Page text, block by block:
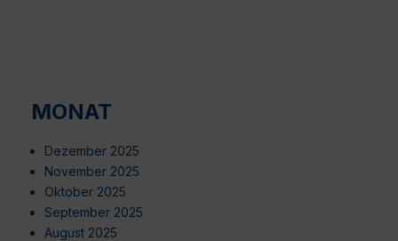
MONAT
Dezember 2025
November 2025
Oktober 2025
September 2025
August 2025